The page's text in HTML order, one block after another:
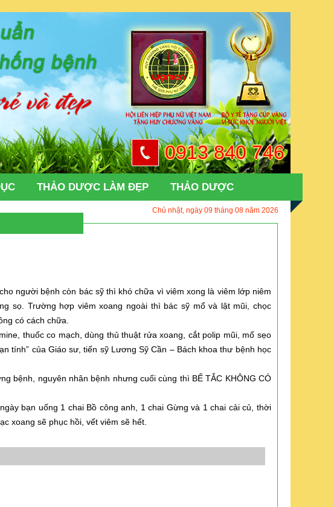
0913 840 746
THẢO DƯỢC LÀM ĐẸP THẢO DƯỢC
Chủ nhật, ngày 09 tháng 08 năm 2026
người bệnh còn bác sỹ thì khó chữa vì viêm xong là viêm lớp niêm
sọ. Trường hợp viêm xoang ngoài thì bác sỹ mổ và lật mũi, chọc
có cách chữa.
thuốc co mạch, dùng thủ thuật rửa xoang, cắt polip mũi, mổ sẹo
tính” của Giáo sư, tiến sỹ Lương Sỹ Cần – Bách khoa thư bệnh học
bệnh, nguyên nhân bệnh nhưng cuối cùng thì BẾ TẮC KHÔNG CÓ
bạn uống 1 chai Bồ công anh, 1 chai Gừng và 1 chai cải củ, thời
xoang sẽ phục hồi, vết viêm sẽ hết.